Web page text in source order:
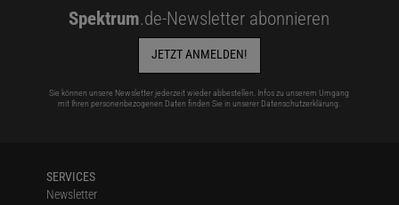
Spektrum.de-Newsletter abonnieren
JETZT ANMELDEN!
Sie können unsere Newsletter jederzeit wieder abbestellen. Infos zu unserem Umgang
mit Ihren personenbezogenen Daten finden Sie in unserer Datenschutzerklärung
SERVICES
Newsletter